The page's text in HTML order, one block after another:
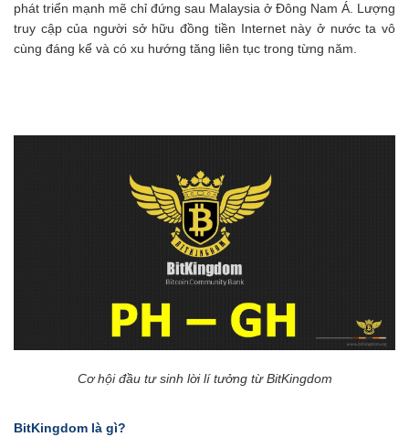
phát triển mạnh mẽ chỉ đứng sau Malaysia ở Đông Nam Á. Lượng
truy cập của người sở hữu đồng tiền Internet này ở nước ta vô
cùng đáng kể và có xu hướng tăng liên tục trong từng năm.
Cơ hội đầu tư sinh lời lí tưởng từ BitKingdom
BitKingdom là gì?